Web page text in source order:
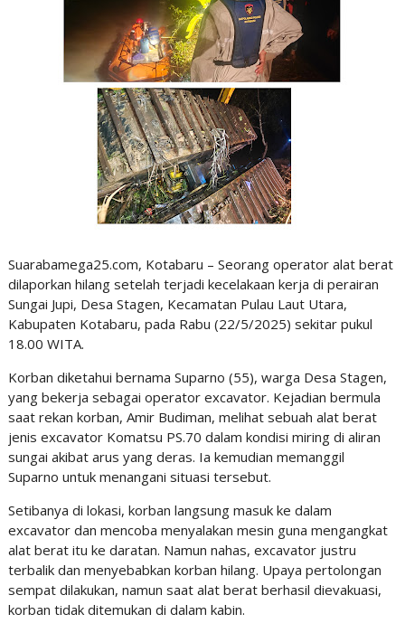
Suarabamega25.com, Kotabaru – Seorang operator alat berat
dilaporkan hilang setelah terjadi kecelakaan kerja di perairan
Sungai Jupi, Desa Stagen, Kecamatan Pulau Laut Utara,
Kabupaten Kotabaru, pada Rabu (22/5/2025) sekitar pukul
18.00 WITA.
Korban diketahui bernama Suparno (55), warga Desa Stagen,
yang bekerja sebagai operator excavator. Kejadian bermula
saat rekan korban, Amir Budiman, melihat sebuah alat berat
jenis excavator Komatsu PS.70 dalam kondisi miring di aliran
sungai akibat arus yang deras. Ia kemudian memanggil
Suparno untuk menangani situasi tersebut.
Setibanya di lokasi, korban langsung masuk ke dalam
excavator dan mencoba menyalakan mesin guna mengangkat
alat berat itu ke daratan. Namun nahas, excavator justru
terbalik dan menyebabkan korban hilang. Upaya pertolongan
sempat dilakukan, namun saat alat berat berhasil dievakuasi,
korban tidak ditemukan di dalam kabin.